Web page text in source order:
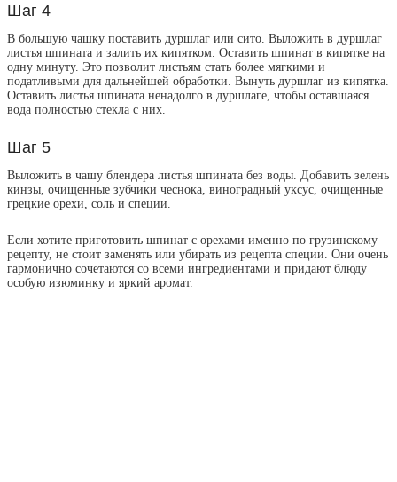
Шаг 4
В большую чашку поставить дуршлаг или сито. Выложить в дуршлаг
листья шпината и залить их кипятком. Оставить шпинат в кипятке на
одну минуту. Это позволит листьям стать более мягкими и
податливыми для дальнейшей обработки. Вынуть дуршлаг из кипятка.
Оставить листья шпината ненадолго в дуршлаге, чтобы оставшаяся
вода полностью стекла с них.
Шаг 5
Выложить в чашу блендера листья шпината без воды. Добавить зелень
кинзы, очищенные зубчики чеснока, виноградный уксус, очищенные
грецкие орехи, соль и специи.
Если хотите приготовить шпинат с орехами именно по грузинскому
рецепту, не стоит заменять или убирать из рецепта специи. Они очень
гармонично сочетаются со всеми ингредиентами и придают блюду
особую изюминку и яркий аромат.